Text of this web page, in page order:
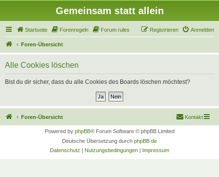
Gemeinsam statt allein
Startseite Forenregeln Forum rules Anmelden
Registrieren
Foren-Übersicht
Alle Cookies löschen
Bist du dir sicher, dass du alle Cookies des Boards löschen möchtest?
Foren-Übersicht Kontakt
Powered by phpBB® Forum Software © phpBB Limited
Deutsche Übersetzung durch phpBB.de
Datenschutz | Nutzungsbedingungen | Impressum